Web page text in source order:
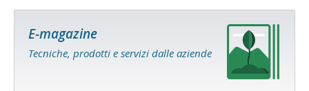
E-magazine
Tecniche, prodotti e servizi dalle aziende